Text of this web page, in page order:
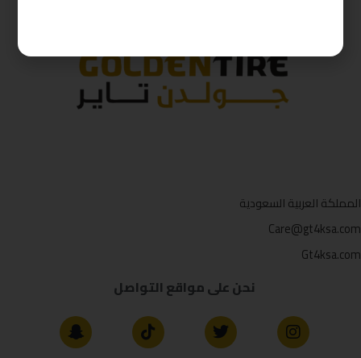
المملكة العربية السعودية
Care@gt4ksa.com
Gt4ksa.com
نحن على مواقع التواصل